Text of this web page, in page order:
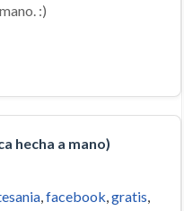
:)
hecha a mano)
facebook gratis